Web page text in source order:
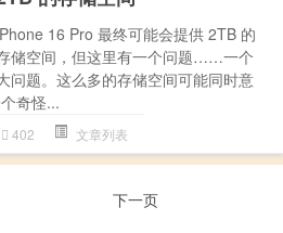
16 Pro 最终可能会提供 2TB 的
储空间，但这里有一个问题……一个
问题。这么多的存储空间可能同时意
奇怪...
402 文章列表
下一页